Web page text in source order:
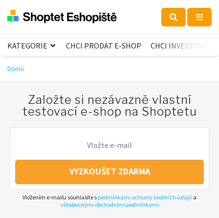
KATEGORIE CHCI PRODAT E-SHOP CHCI INVESTOVAT
Domů
Založte si nezávazně vlastní
testovací e-shop na Shoptetu
VYZKOUŠET ZDARMA
Vložením e-mailu souhlasíte s podmínkami ochrany osobních údajů a
všeobecnými obchodními podmínkami